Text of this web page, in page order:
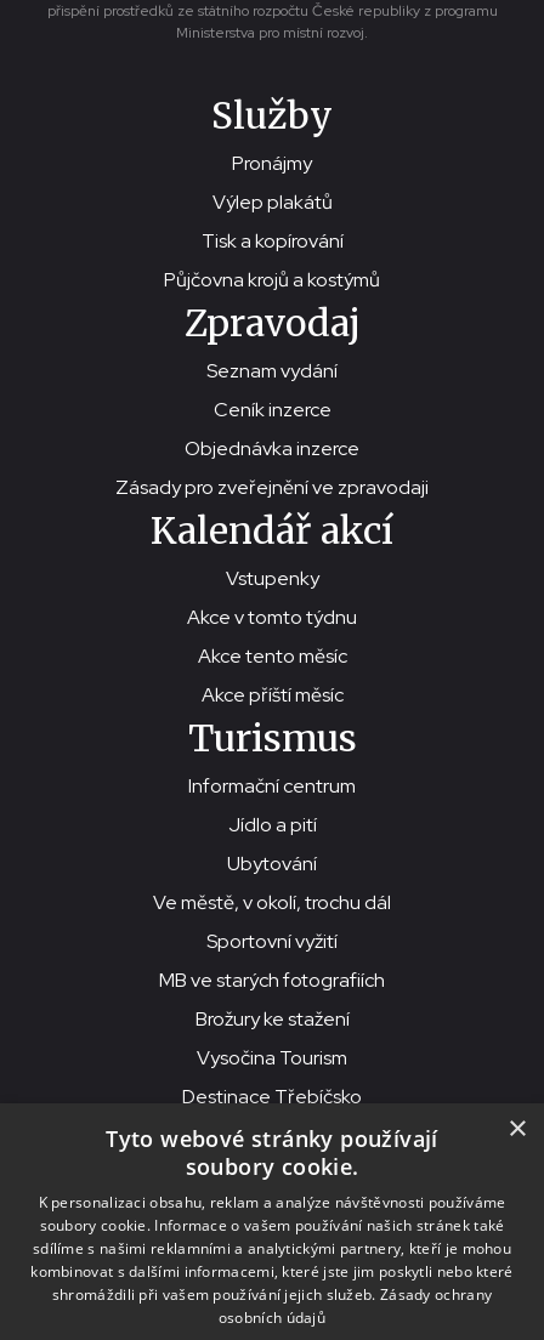
přispění prostředků ze státního rozpočtu České republiky z programu
Ministerstva pro místní rozvoj.
Služby
Pronájmy
Výlep plakátů
Tisk a kopírování
Půjčovna krojů a kostýmů
Zpravodaj
Seznam vydání
Ceník inzerce
Objednávka inzerce
Zásady pro zveřejnění ve zpravodaji
Kalendář akcí
Vstupenky
Akce v tomto týdnu
Akce tento měsíc
Akce příští měsíc
Turismus
Informační centrum
Jídlo a pití
Ubytování
Ve městě, v okolí, trochu dál
Sportovní vyžití
MB ve starých fotografiích
Brožury ke stažení
Vysočina Tourism
Destinace Třebíčsko
© 2026MKS Beseda Mor. Budějovice
MKS Beseda, příspěvková organizace, Purcnerova 62, 676 02
Moravské Budějovice
IČO: 00091758, DIČ: CZ00091758, ID datové schránky: chjn2kd
×
Tyto webové stránky používají
soubory cookie.
K personalizaci obsahu, reklam a analýze návštěvnosti používáme
soubory cookie. Informace o vašem používání našich stránek také
sdílíme s našimi reklamními a analytickými partnery, kteří je mohou
kombinovat s dalšími informacemi, které jste jim poskytli nebo které
shromáždili při vašem používání jejich služeb. Zásady ochrany
osobních údajů